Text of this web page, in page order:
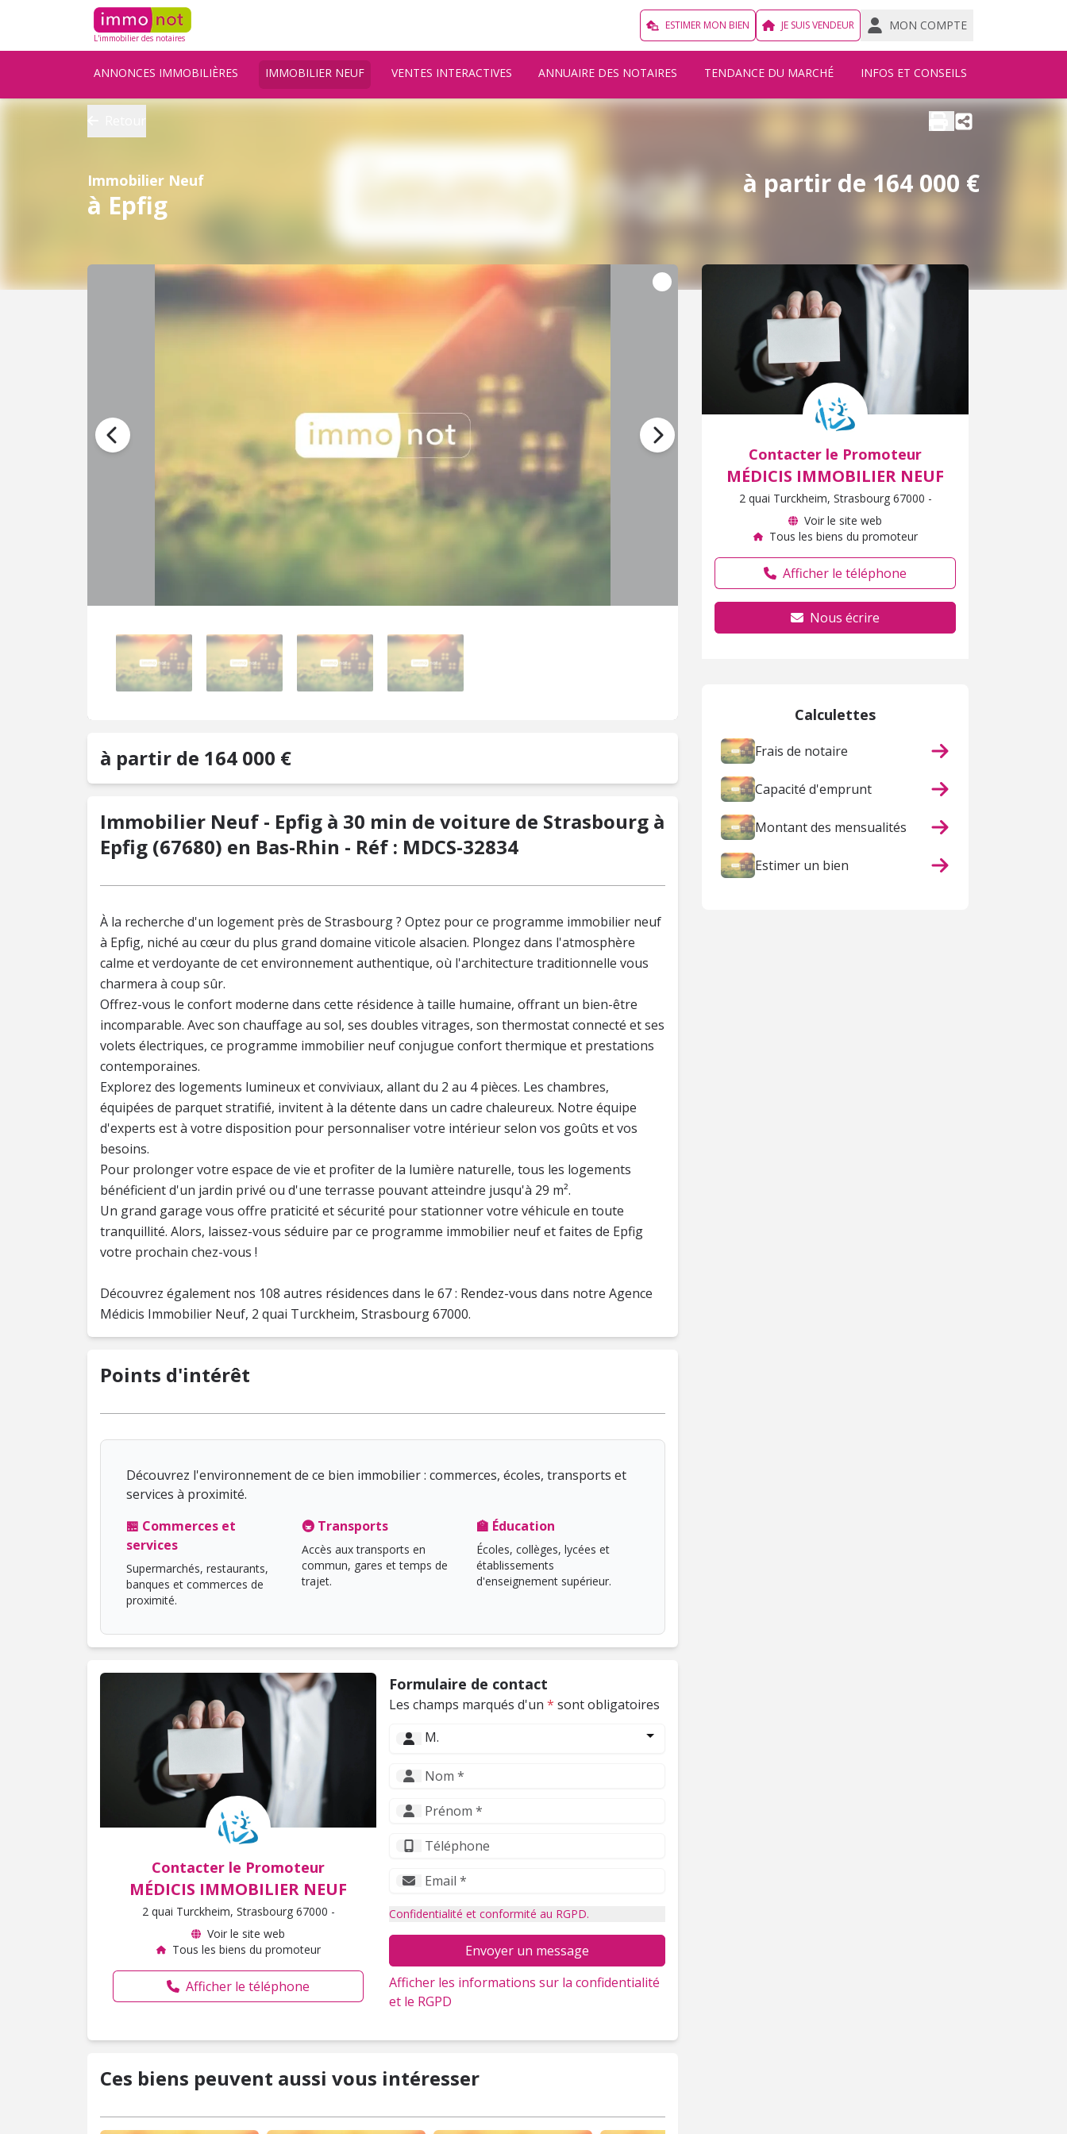
L'immobilier des notaires
ESTIMER MON BIEN JE SUIS VENDEUR MON COMPTE
ANNONCES IMMOBILIÈRES IMMOBILIER NEUF VENTES INTERACTIVES ANNUAIRE DES NOTAIRES TENDANCE DU MARCHÉ INFOS ET CONSEILS
Immobilier Neuf
à Epfig
à partir de 164 000 €
à partir de 164 000 €
Immobilier Neuf - Epfig à 30 min de voiture de Strasbourg à
Epfig (67680) en Bas-Rhin - Réf : MDCS-32834
À la recherche d'un logement près de Strasbourg ? Optez pour ce programme immobilier neuf
à Epfig, niché au cœur du plus grand domaine viticole alsacien. Plongez dans l'atmosphère
calme et verdoyante de cet environnement authentique, où l'architecture traditionnelle vous
charmera à coup sûr.
Offrez-vous le confort moderne dans cette résidence à taille humaine, offrant un bien-être
incomparable. Avec son chauffage au sol, ses doubles vitrages, son thermostat connecté et ses
volets électriques, ce programme immobilier neuf conjugue confort thermique et prestations
contemporaines.
Explorez des logements lumineux et conviviaux, allant du 2 au 4 pièces. Les chambres,
équipées de parquet stratifié, invitent à la détente dans un cadre chaleureux. Notre équipe
d'experts est à votre disposition pour personnaliser votre intérieur selon vos goûts et vos
besoins.
Pour prolonger votre espace de vie et profiter de la lumière naturelle, tous les logements
bénéficient d'un jardin privé ou d'une terrasse pouvant atteindre jusqu'à 29 m².
Un grand garage vous offre praticité et sécurité pour stationner votre véhicule en toute
tranquillité. Alors, laissez-vous séduire par ce programme immobilier neuf et faites de Epfig
votre prochain chez-vous !
Découvrez également nos 108 autres résidences dans le 67 : Rendez-vous dans notre Agence
Médicis Immobilier Neuf, 2 quai Turckheim, Strasbourg 67000.
Points d'intérêt
Découvrez l'environnement de ce bien immobilier : commerces, écoles, transports et
services à proximité.
🏪 Commerces et
services
Supermarchés, restaurants,
banques et commerces de
proximité.
🚇 Transports
Accès aux transports en
commun, gares et temps de
trajet.
🏫 Éducation
Écoles, collèges, lycées et
établissements
d'enseignement supérieur.
Contacter le Promoteur
MÉDICIS IMMOBILIER NEUF
2 quai Turckheim, Strasbourg 67000 -
Voir le site web
Tous les biens du promoteur
Afficher le téléphone
Formulaire de contact
Les champs marqués d'un * sont obligatoires
M.
Confidentialité et conformité au RGPD.
Envoyer un message
Afficher les informations sur la confidentialité
et le RGPD
Ces biens peuvent aussi vous intéresser
Contacter le Promoteur
MÉDICIS IMMOBILIER NEUF
2 quai Turckheim, Strasbourg 67000 -
Voir le site web
Tous les biens du promoteur
Afficher le téléphone
Nous écrire
Calculettes
Frais de notaire
Capacité d'emprunt
Montant des mensualités
Estimer un bien